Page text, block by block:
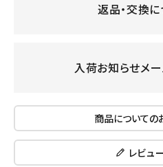
返品・交換
入荷お知らせメ
商品についての
レビュ